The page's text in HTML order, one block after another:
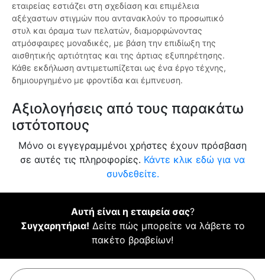
εταιρείας εστιάζει στη σχεδίαση και επιμέλεια
αξέχαστων στιγμών που αντανακλούν το προσωπικό
στυλ και όραμα των πελατών, διαμορφώνοντας
ατμόσφαιρες μοναδικές, με βάση την επιδίωξη της
αισθητικής αρτιότητας και της άρτιας εξυπηρέτησης.
Κάθε εκδήλωση αντιμετωπίζεται ως ένα έργο τέχνης,
δημιουργημένο με φροντίδα και έμπνευση.
Αξιολογήσεις από τους παρακάτω
ιστότοπους
Μόνο οι εγγεγραμμένοι χρήστες έχουν πρόσβαση
σε αυτές τις πληροφορίες. Κάντε κλικ εδώ για να
συνδεθείτε.
Αυτή είναι η εταιρεία σας?
Συγχαρητήρια! Δείτε πώς μπορείτε να λάβετε το
πακέτο βραβείων!